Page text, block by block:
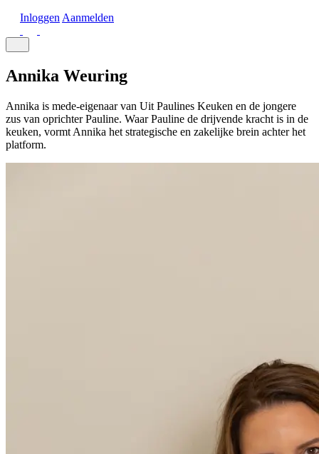
Inloggen Aanmelden
Annika Weuring
Annika is mede-eigenaar van Uit Paulines Keuken en de jongere
zus van oprichter Pauline. Waar Pauline de drijvende kracht is in de
keuken, vormt Annika het strategische en zakelijke brein achter het
platform.